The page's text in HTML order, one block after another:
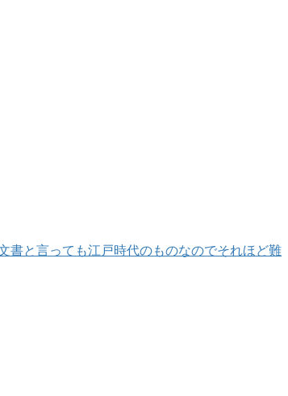
書と言っても江戸時代のものなのでそれほど難